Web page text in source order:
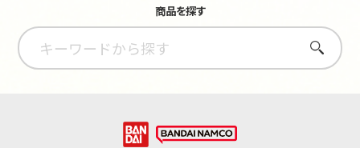
商品を探す
さがす